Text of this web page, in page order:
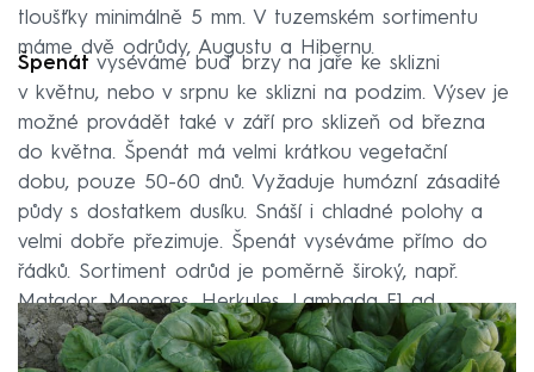
tloušťky minimálně 5 mm. V tuzemském sortimentu
máme dvě odrůdy, Augustu a Hibernu.
Špenát vyséváme buď brzy na jaře ke sklizni
v květnu, nebo v srpnu ke sklizni na podzim. Výsev je
možné provádět také v září pro sklizeň od března
do května. Špenát má velmi krátkou vegetační
dobu, pouze 50-60 dnů. Vyžaduje humózní zásadité
půdy s dostatkem dusíku. Snáší i chladné polohy a
velmi dobře přezimuje. Špenát vyséváme přímo do
řádků. Sortiment odrůd je poměrně široký, např.
Matador, Monores, Herkules, Lambada F1 ad.